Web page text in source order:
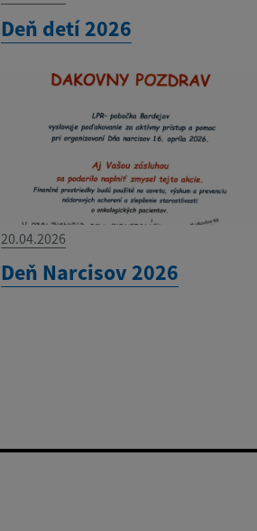
Deň detí 2026
20.04.2026
Deň Narcisov 2026